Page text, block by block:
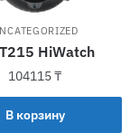
HiWatch
104115₸
В корзину